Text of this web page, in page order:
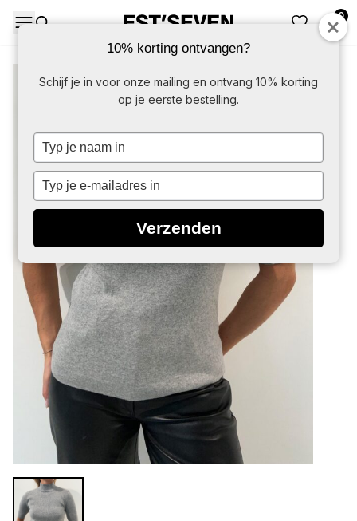
DAMES HEREN
0
-85%
10% korting ontvangen?
Schijf je in voor onze mailing en ontvang 10% korting
op je eerste bestelling.
Typ
naam
Typ
e-
in
Verzenden